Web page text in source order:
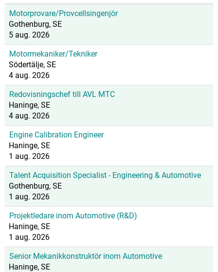
Motorprovare/Provcellsingenjör
Gothenburg, SE
5 aug. 2026
Motormekaniker/Tekniker
Södertälje, SE
4 aug. 2026
Redovisningschef till AVL MTC
Haninge, SE
4 aug. 2026
Engine Calibration Engineer
Haninge, SE
1 aug. 2026
Talent Acquisition Specialist - Engineering & Automotive
Gothenburg, SE
1 aug. 2026
Projektledare inom Automotive (R&D)
Haninge, SE
1 aug. 2026
Senior Mekanikkonstruktör inom Automotive
Haninge, SE